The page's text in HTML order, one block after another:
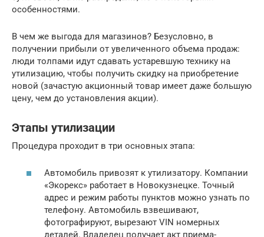
особенностями.
В чем же выгода для магазинов? Безусловно, в
получении прибыли от увеличенного объема продаж:
люди толпами идут сдавать устаревшую технику на
утилизацию, чтобы получить скидку на приобретение
новой (зачастую акционный товар имеет даже большую
цену, чем до установления акции).
Этапы утилизации
Процедура проходит в три основных этапа:
Автомобиль привозят к утилизатору. Компании
«Экорекс» работает в Новокузнецке. Точный
адрес и режим работы пунктов можно узнать по
телефону. Автомобиль взвешивают,
фотографируют, вырезают VIN номерных
деталей. Владелец получает акт приема-